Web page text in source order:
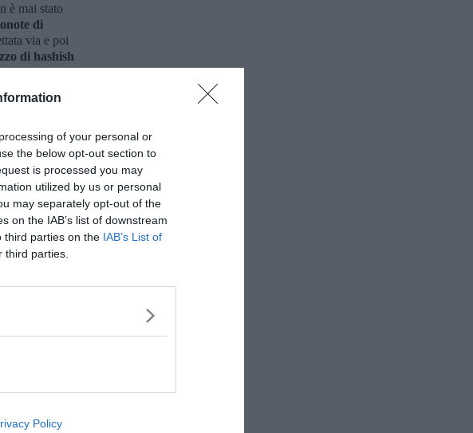
of your personal or
the below opt-out section to
is processed you may
utilized by us or personal
may separately opt-out of the
on the IAB’s list of downstream
third parties on the IAB’s List of
parties.
Policy
è mai stato
di
via e poi
di hashish
dava esito
materiale
in Italia,